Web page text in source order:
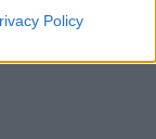
Policy